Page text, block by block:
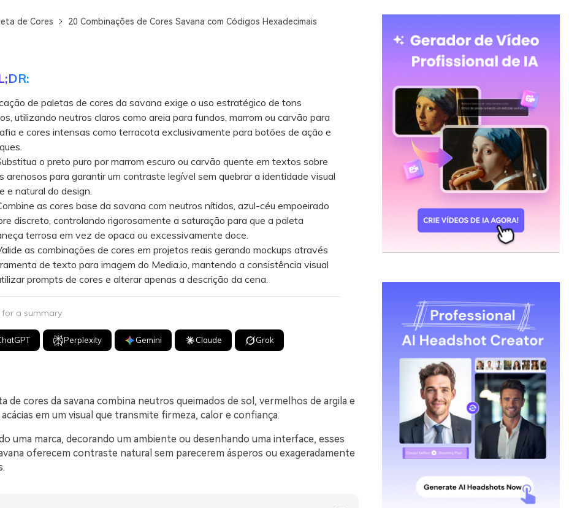
de Cores 20 Combinações de Cores Savana com Códigos Hexadecimais
de paletas de cores da savana exige o uso estratégico de tons
utilizando neutros claros como areia para fundos, marrom ou carvão para
e cores intensas como terracota exclusivamente para botões de ação e
o preto puro por marrom escuro ou carvão quente em textos sobre
arenosos para garantir um contraste legível sem quebrar a identidade visual
e natural do design.
as cores base da savana com neutros nítidos, azul-céu empoeirado
discreto, controlando rigorosamente a saturação para que a paleta
terrosa em vez de opaca ou excessivamente doce.
as combinações de cores em projetos reais gerando mockups através
de texto para imagem do Media.io, mantendo a consistência visual
prompts de cores e alterar apenas a descrição da cena.
for a summary
Perplexity Gemini Claude Grok
de cores da savana combina neutros queimados de sol, vermelhos de argila e
em um visual que transmite firmeza, calor e confiança.
uma marca, decorando um ambiente ou desenhando uma interface, esses
oferecem contraste natural sem parecerem ásperos ou exageradamente